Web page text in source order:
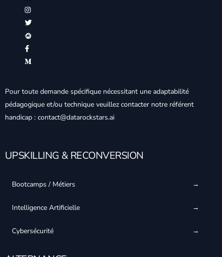
Pour toute demande spécifique nécessitant une adaptabilité
pédagogique et/ou technique veuillez contacter notre référent
handicap : contact@datarockstars.ai
UPSKILLING & RECONVERSION
Bootcamps / Métiers
Intelligence Artificielle
Cybersécurité